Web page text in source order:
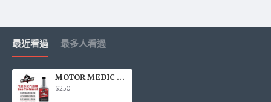
最近看過 最多人看過
MOTOR MEDIC 汽油水拔汽油精 354ml
$250